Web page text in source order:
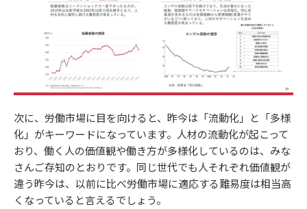
次に、労働市場に目を向けると、昨今は「流動化」と「多様
化」がキーワードになっています。人材の流動化が起こって
おり、働く人の価値観や働き方が多様化しているのは、みな
さんご存知のとおりです。同じ世代でも人それぞれ価値観が
違う昨今は、以前に比べ労働市場に適応する難易度は相当高
くなっていると言えるでしょう。